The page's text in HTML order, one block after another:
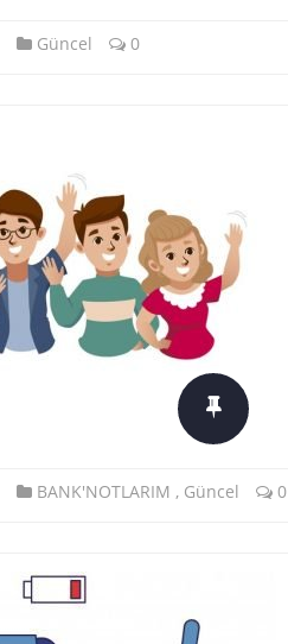
Güncel 0
BANK'NOTLARIM , Güncel 0